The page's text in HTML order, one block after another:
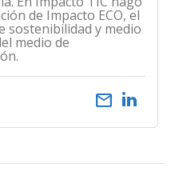
de Impacto ECO, el
sostenibilidad y medio
medio de
email